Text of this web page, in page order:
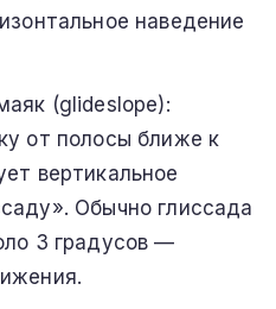
наведение
(glideslope):
от полосы ближе к
вертикальное
Обычно глиссада
3 градусов —